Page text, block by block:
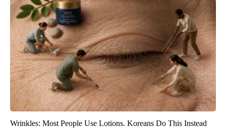
Wrinkles: Most People Use Lotions. Koreans Do This Instead